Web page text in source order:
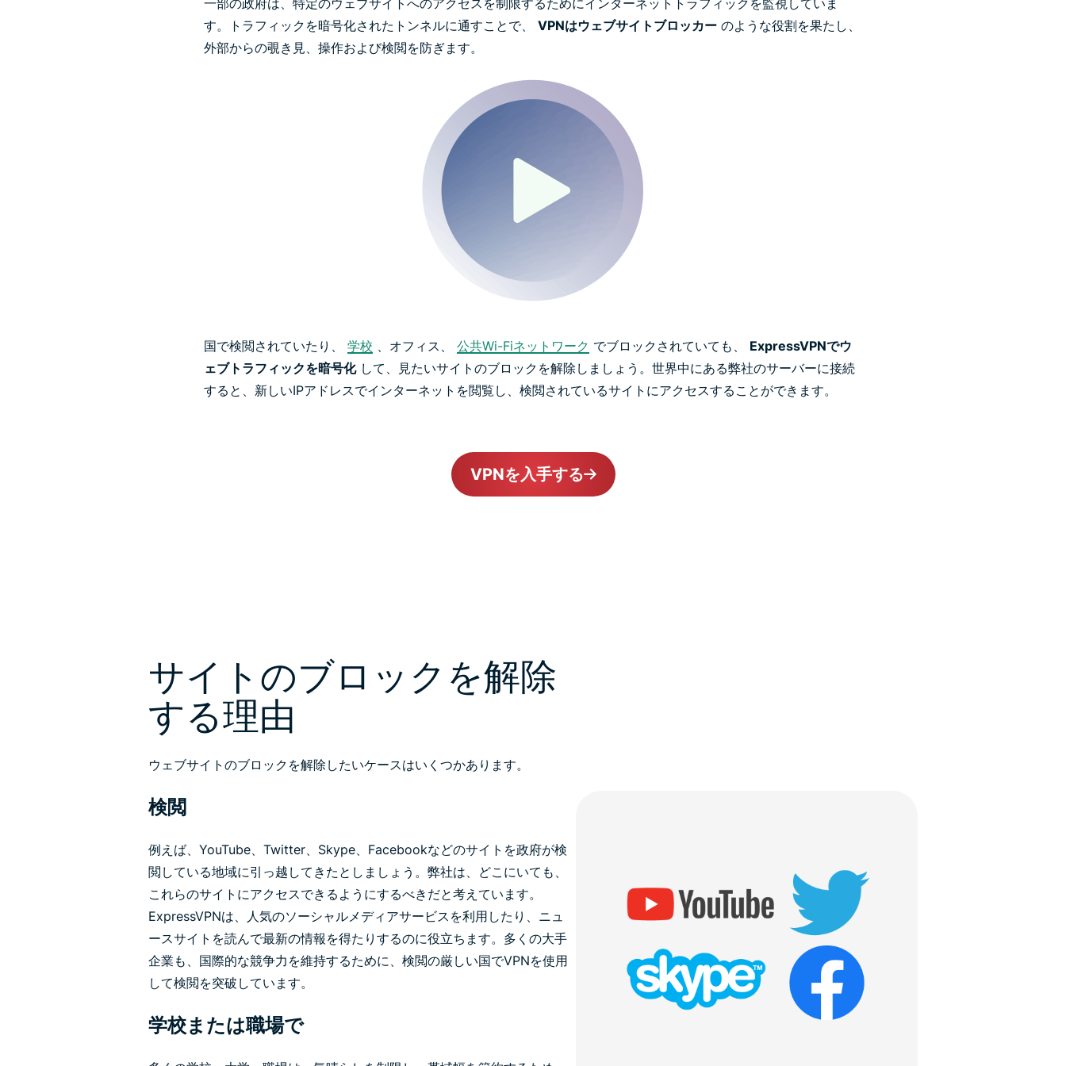
一部の政府は、特定のウェブサイトへのアクセスを制限するためにインターネットトラフィックを監視していま
す。トラフィックを暗号化されたトンネルに通すことで、 VPNはウェブサイトブロッカー のような役割を果たし、
外部からの覗き見、操作および検閲を防ぎます。
国で検閲されていたり、 学校 、オフィス、 公共Wi-Fiネットワーク でブロックされていても、 ExpressVPNでウ
ェブトラフィックを暗号化して、見たいサイトのブロックを解除しましょう。世界中にある弊社のサーバーに接続
すると、新しいIPアドレスでインターネットを閲覧し、検閲されているサイトにアクセスすることができます。
VPNを入手する
サイトのブロックを解除
する理由
ウェブサイトのブロックを解除したいケースはいくつかあります。
検閲
例えば、YouTube、Twitter、Skype、Facebookなどのサイトを政府が検
閲している地域に引っ越してきたとしましょう。弊社は、どこにいても、
これらのサイトにアクセスできるようにするべきだと考えています。
ExpressVPNは、人気のソーシャルメディアサービスを利用したり、ニュ
ースサイトを読んで最新の情報を得たりするのに役立ちます。多くの大手
企業も、国際的な競争力を維持するために、検閲の厳しい国でVPNを使用
して検閲を突破しています。
学校または職場で